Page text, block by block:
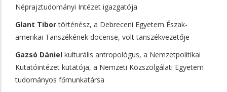
Néprajztudományi Intézet igazgatója
Glant Tibortörténész, a Debreceni Egyetem Észak-
amerikai Tanszékének docense, volt tanszékvezetője
Gazsó Dániel kulturális antropológus, a Nemzetpolitikai
Kutatóintézet kutatója, a Nemzeti Közszolgálati Egyetem
tudományos főmunkatársa